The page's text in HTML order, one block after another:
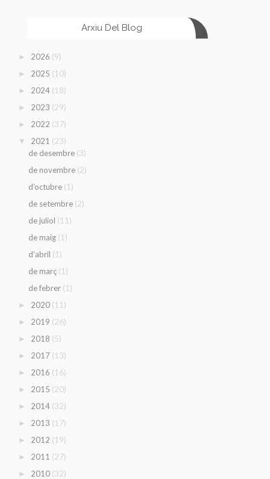
Arxiu Del Blog
► 2026 (9)
► 2025 (10)
► 2024 (18)
► 2023 (29)
► 2022 (37)
▼ 2021 (23)
de desembre (3)
de novembre (2)
d’octubre (1)
de setembre (2)
de juliol (11)
de maig (1)
d’abril (1)
de març (1)
de febrer (1)
► 2020 (11)
► 2019 (26)
► 2018 (5)
► 2017 (13)
► 2016 (16)
► 2015 (20)
► 2014 (32)
► 2013 (17)
► 2012 (19)
► 2011 (27)
► 2010 (32)